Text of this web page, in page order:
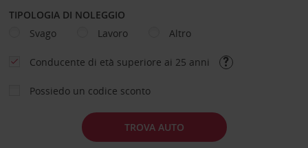
TIPOLOGIA DI NOLEGGIO
Svago
Lavoro Altro
Conducente di età superiore ai 25 anni
Possiedo un codice sconto
TROVA AUTO